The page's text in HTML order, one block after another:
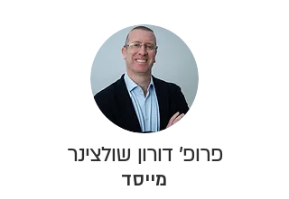
פרופ' דורון שולצינר
מייסד